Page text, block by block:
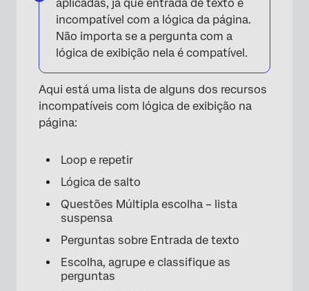
aplicadas, já que entrada de texto é
incompatível com a lógica da página.
Não importa se a pergunta com a
lógica de exibição nela é compatível.
Aqui está uma lista de alguns dos recursos
incompatíveis com lógica de exibição na
página:
Loop e repetir
Lógica de salto
Questões Múltipla escolha – lista
suspensa
Perguntas sobre Entrada de texto
Escolha, agrupe e classifique as
perguntas